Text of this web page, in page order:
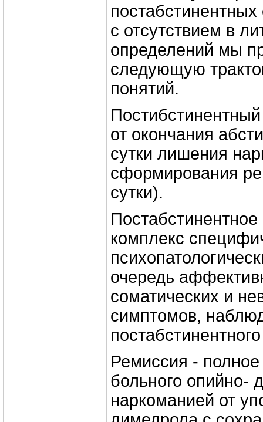
с отсутствием в
определений мы
следующую
понятий.
от окончания
сутки лишения
сформирования
сутки).
комплекс
очередь
соматических и
симптомов,
Ремиссия -
больного опийно-
наркоманией от